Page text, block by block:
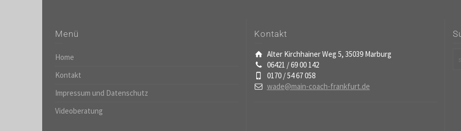
Menü
Home
Kontakt
Impressum und Datenschutz
Videoberatung
Kontakt
Alter Kirchhainer Weg 5, 35039 Marburg
06421 / 69 00 142
0170 / 54 67 058
wade@main-coach-frankfurt.de